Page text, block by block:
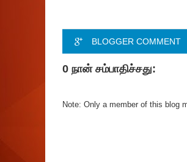
BLOGGER COMMENT
0 நான் சம்பாதிச்சது:
Note: Only a member of this blog